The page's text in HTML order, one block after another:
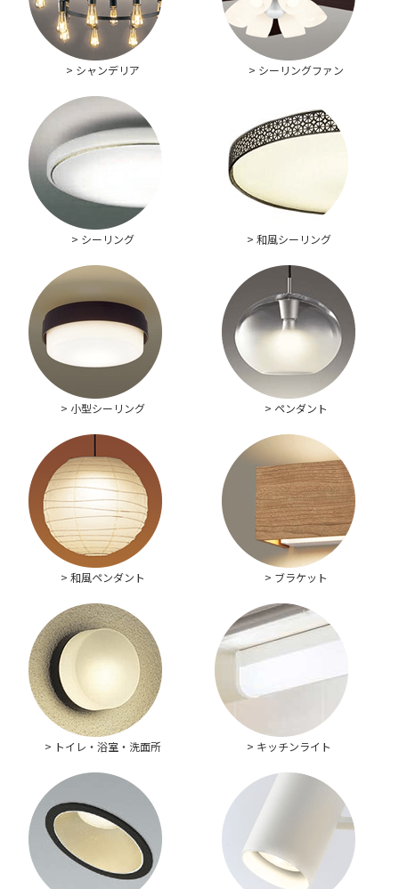
> シャンデリア > シーリングファン
> シーリング > 和風シーリング
> 小型シーリング > ペンダント
> 和風ペンダント > ブラケット
> トイレ・浴室・洗面所 > キッチンライト